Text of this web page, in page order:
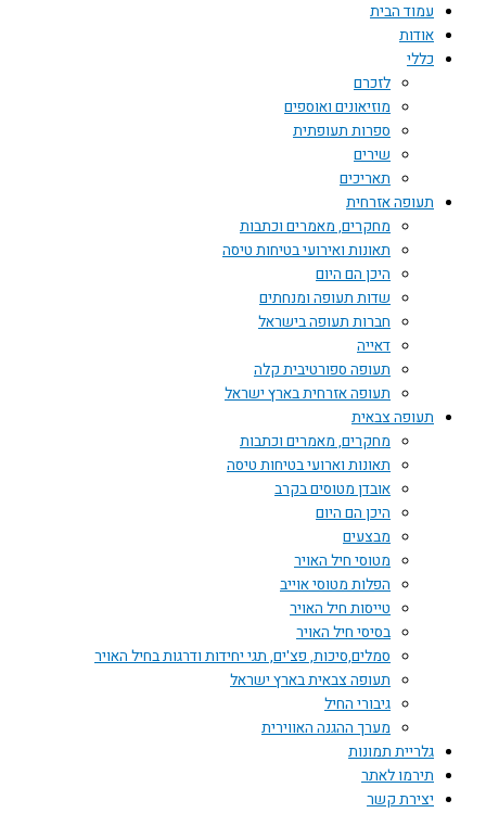
עמוד הבית
אודות
כללי
לזכרם
מוזיאונים ואוספים
ספרות תעופתית
שירים
תאריכים
תעופה אזרחית
מחקרים, מאמרים וכתבות
תאונות ואירועי בטיחות טיסה
היכן הם היום
שדות תעופה ומנחתים
חברות תעופה בישראל
דאייה
תעופה ספורטיבית קלה
תעופה אזרחית בארץ ישראל
תעופה צבאית
מחקרים, מאמרים וכתבות
תאונות וארועי בטיחות טיסה
אובדן מטוסים בקרב
היכן הם היום
מבצעים
מטוסי חיל האויר
הפלות מטוסי אוייב
טייסות חיל האויר
בסיסי חיל האויר
סמלים,סיכות, פצ'ים, תגי יחידות ודרגות בחיל האויר
תעופה צבאית בארץ ישראל
גיבורי החיל
מערך ההגנה האווירית
גלריית תמונות
תירמו לאתר
יצירת קשר